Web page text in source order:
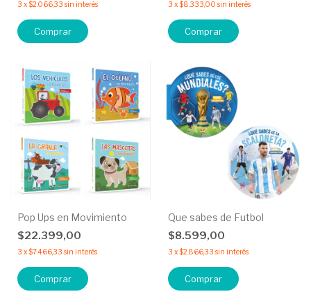
3 x$2.066,33 sin interés
Comprar
3 x$8.333,00 sin interés
Comprar
Pop Ups en Movimiento
$22.399,00
3 x$7.466,33 sin interés
Comprar
Que sabes de Futbol
$8.599,00
3 x$2.866,33 sin interés
Comprar